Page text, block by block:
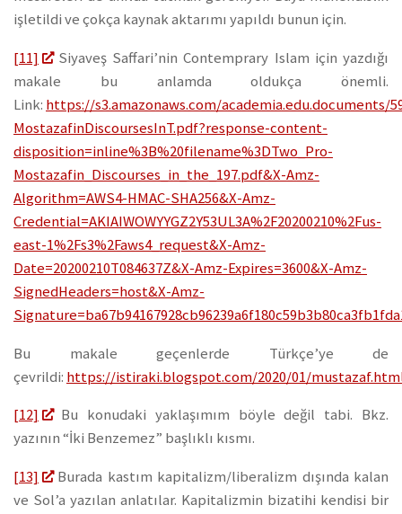
işletildi ve çokça kaynak aktarımı yapıldı bunun için.
[11]
Siyaveş Saffari’nin Contemprary Islam için yazdığı
makale bu anlamda oldukça önemli.
Link: https://s3.amazonaws.com/academia.edu.documents/
MostazafinDiscoursesInT.pdf?response-content-
disposition=inline%3B%20filename%3DTwo_Pro-
Mostazafin_Discourses_in_the_197.pdf&X-Amz-
Algorithm=AWS4-HMAC-SHA256&X-Amz-
Credential=AKIAIWOWYYGZ2Y53UL3A%2F20200210%2Fus-
east-1%2Fs3%2Faws4_request&X-Amz-
Date=20200210T084637Z&X-Amz-Expires=3600&X-Amz-
SignedHeaders=host&X-Amz-
Bu makale geçenlerde Türkçe’ye de
çevrildi: https://istiraki.blogspot.com/2020/01/
[12]
Bu konudaki yaklaşımım böyle değil tabi. Bkz.
yazının “İki Benzemez” başlıklı kısmı.
[13]
Burada kastım kapitalizm/liberalizm dışında kalan
ve Sol’a yazılan anlatılar. Kapitalizmin bizatihi kendisi bir